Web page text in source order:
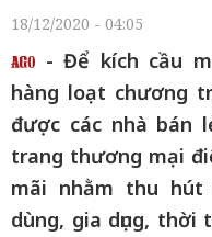
18/12/2020 - 04:05
- Để kích cầu
hàng loạt chương
được các nhà bán
trang thương mại
mãi nhằm thu
dùng, gia dụng,